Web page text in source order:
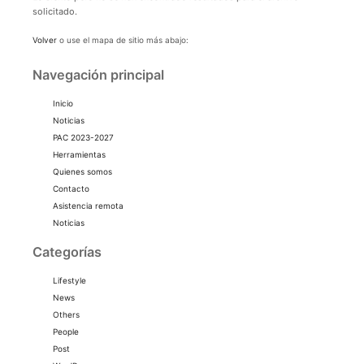
solicitado.
Volver o use el mapa de sitio más abajo:
Navegación principal
Inicio
Noticias
PAC 2023-2027
Herramientas
Quienes somos
Contacto
Asistencia remota
Noticias
Categorías
Lifestyle
News
Others
People
Post